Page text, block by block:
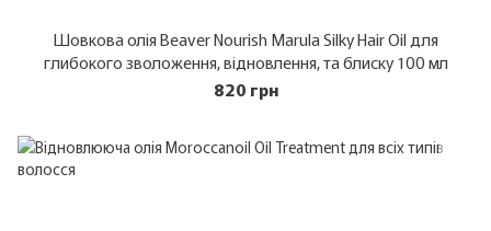
Шовкова олія Beaver Nourish Marula Silky Hair Oil для
глибокого зволоження, відновлення, та блиску 100 мл
820 грн